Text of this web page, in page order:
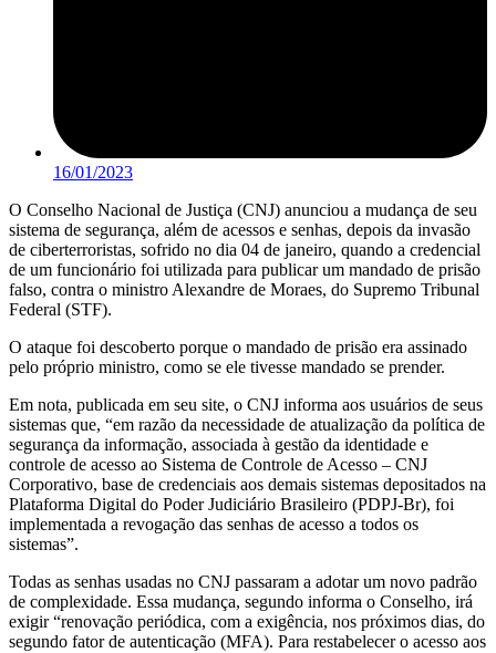
16/01/2023
O Conselho Nacional de Justiça (CNJ) anunciou a mudança de seu
sistema de segurança, além de acessos e senhas, depois da invasão
de ciberterroristas, sofrido no dia 04 de janeiro, quando a credencial
de um funcionário foi utilizada para publicar um mandado de prisão
falso, contra o ministro Alexandre de Moraes, do Supremo Tribunal
Federal (STF).
O ataque foi descoberto porque o mandado de prisão era assinado
pelo próprio ministro, como se ele tivesse mandado se prender.
Em nota, publicada em seu site, o CNJ informa aos usuários de seus
sistemas que, “em razão da necessidade de atualização da política de
segurança da informação, associada à gestão da identidade e
controle de acesso ao Sistema de Controle de Acesso – CNJ
Corporativo, base de credenciais aos demais sistemas depositados na
Plataforma Digital do Poder Judiciário Brasileiro (PDPJ-Br), foi
implementada a revogação das senhas de acesso a todos os
sistemas”.
Todas as senhas usadas no CNJ passaram a adotar um novo padrão
de complexidade. Essa mudança, segundo informa o Conselho, irá
exigir “renovação periódica, com a exigência, nos próximos dias, do
segundo fator de autenticação (MFA). Para restabelecer o acesso aos